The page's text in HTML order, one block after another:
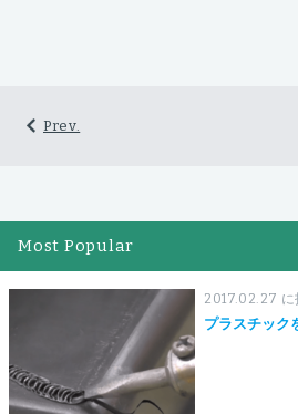
Prev.
Most Popular
2017.02.27 に
プラスチック